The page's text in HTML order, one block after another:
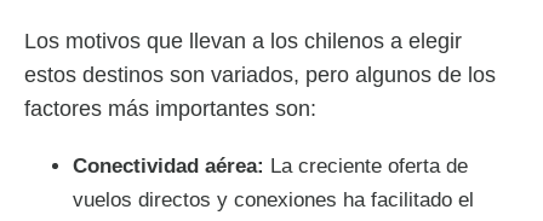
Los motivos que llevan a los chilenos a elegir
estos destinos son variados, pero algunos de los
factores más importantes son:
Conectividad aérea: La creciente oferta de
vuelos directos y conexiones ha facilitado el